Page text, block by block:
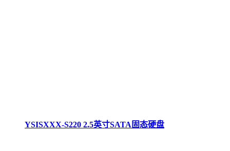
YSISXXX-S220 2.5英寸SATA固态硬盘